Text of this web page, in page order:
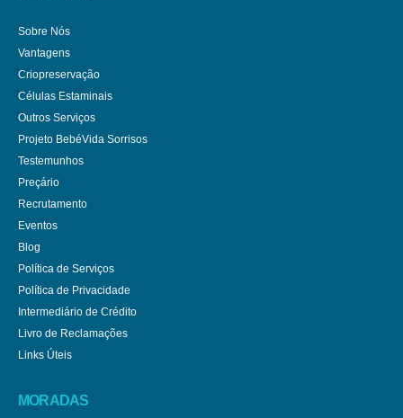
Sobre Nós
Vantagens
Criopreservação
Células Estaminais
Outros Serviços
Projeto BebéVida Sorrisos
Testemunhos
Preçário
Recrutamento
Eventos
Blog
Política de Serviços
Política de Privacidade
Intermediário de Crédito
Livro de Reclamações
Links Úteis
MORADAS